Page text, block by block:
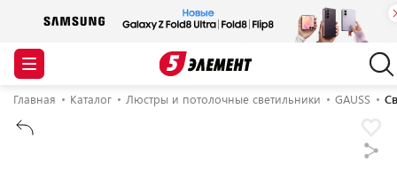
Главная Каталог Люстры и потолочные светильники GAUSS